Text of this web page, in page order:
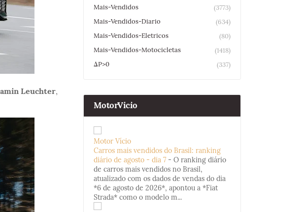
Leuchter,
Mais-Vendidos
(3773)
Mais-Vendidos-Diario
(634)
Mais-Vendidos-Eletricos
(80)
Mais-Vendidos-Motocicletas
(1418)
ΔP>0
(337)
MotorVicio
Motor Vício
Carros mais vendidos do Brasil: ranking
diário de agosto - dia 7 - O ranking diário
de carros mais vendidos no Brasil,
atualizado com os dados de vendas do dia
*6 de agosto de 2026*, apontou a *Fiat
Strada* como o modelo m...